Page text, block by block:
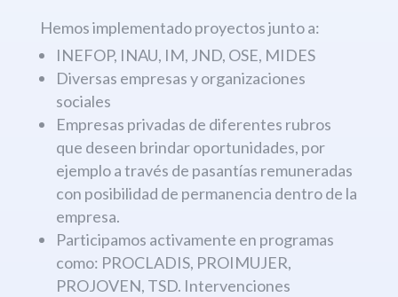
Hemos implementado proyectos junto a:
INEFOP, INAU, IM, JND, OSE, MIDES
Diversas empresas y organizaciones
sociales
Empresas privadas de diferentes rubros
que deseen brindar oportunidades, por
ejemplo a través de pasantías remuneradas
con posibilidad de permanencia dentro de la
empresa.
Participamos activamente en programas
como: PROCLADIS, PROIMUJER,
PROJOVEN, TSD. Intervenciones